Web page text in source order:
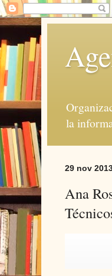
la
29 nov
Ana